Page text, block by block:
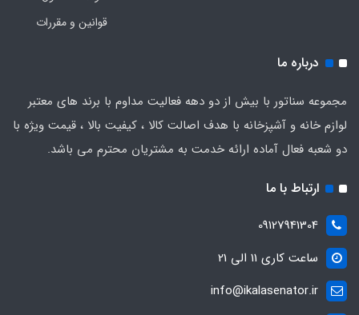
قوانین و مقررات
درباره ما
مجموعه سناتور با بیش از دو دهه فعالیت مداوم با برند های معتبر
لوازم خانه و آشپزخانه با هدف اصالت کالا ، کیفیت بالا ، قیمت ویژه با
دو شعبه فعال آماده ارائه خدمت به مشتریان محترم می باشد.
ارتباط با ما
09127941304
ساعت کاری 11 الی 21
info@ikalasenator.ir